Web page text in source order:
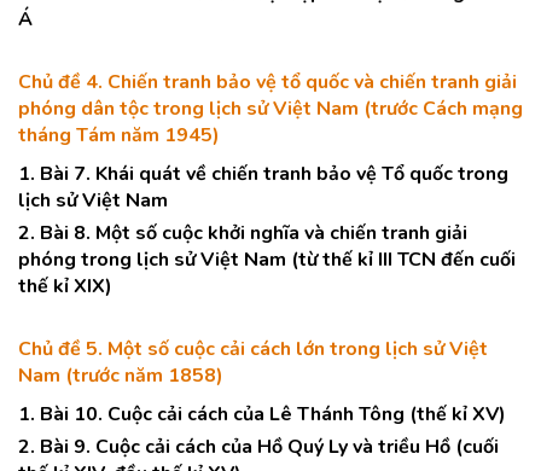
Á
Chủ đề 4. Chiến tranh bảo vệ tổ quốc và chiến tranh giải
phóng dân tộc trong lịch sử Việt Nam (trước Cách mạng
tháng Tám năm 1945)
1. Bài 7. Khái quát về chiến tranh bảo vệ Tổ quốc trong
lịch sử Việt Nam
2. Bài 8. Một số cuộc khởi nghĩa và chiến tranh giải
phóng trong lịch sử Việt Nam (từ thế kỉ III TCN đến cuối
thế kỉ XIX)
Chủ đề 5. Một số cuộc cải cách lớn trong lịch sử Việt
Nam (trước năm 1858)
1. Bài 10. Cuộc cải cách của Lê Thánh Tông (thế kỉ XV)
2. Bài 9. Cuộc cải cách của Hồ Quý Ly và triều Hồ (cuối